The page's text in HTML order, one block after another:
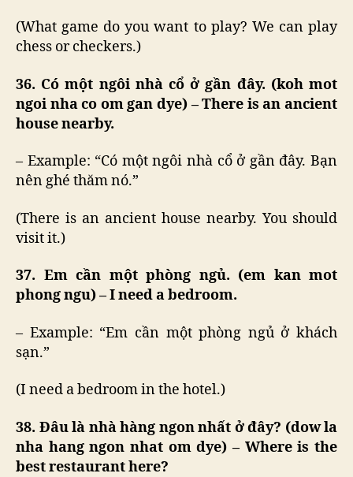
(What game do you want to play? We can play
chess or checkers.)
36. Có một ngôi nhà cổ ở gần đây. (koh mot
ngoi nha co om gan dye) – There is an ancient
house nearby.
– Example: “Có một ngôi nhà cổ ở gần đây. Bạn
nên ghé thăm nó.”
(There is an ancient house nearby. You should
visit it.)
37. Em cần một phòng ngủ. (em kan mot
phong ngu) – I need a bedroom.
– Example: “Em cần một phòng ngủ ở khách
sạn.”
(I need a bedroom in the hotel.)
38. Đâu là nhà hàng ngon nhất ở đây? (dow la
nha hang ngon nhat om dye) – Where is the
best restaurant here?